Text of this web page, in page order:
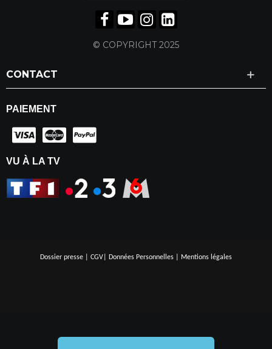
© COPYRIGHT 2025
CONTACT
PAIEMENT
VU À LA TV
Dossier presse CGV Données Personnelles Mentions légales